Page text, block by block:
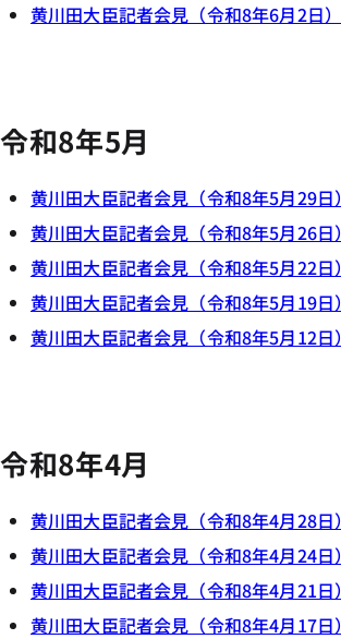
黄川田大臣記者会見（令和8年6月2日）
令和8年5月
黄川田大臣記者会見（令和8年5月29日）
黄川田大臣記者会見（令和8年5月26日）
黄川田大臣記者会見（令和8年5月22日）
黄川田大臣記者会見（令和8年5月19日）
黄川田大臣記者会見（令和8年5月12日）
令和8年4月
黄川田大臣記者会見（令和8年4月28日）
黄川田大臣記者会見（令和8年4月24日）
黄川田大臣記者会見（令和8年4月21日）
黄川田大臣記者会見（令和8年4月17日）